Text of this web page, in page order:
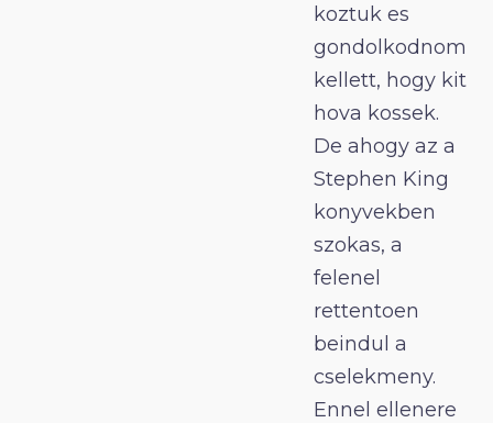
koztuk es
gondolkodnom
kellett, hogy kit
hova kossek.
De ahogy az a
Stephen King
konyvekben
szokas, a
felenel
rettentoen
beindul a
cselekmeny.
Ennel ellenere